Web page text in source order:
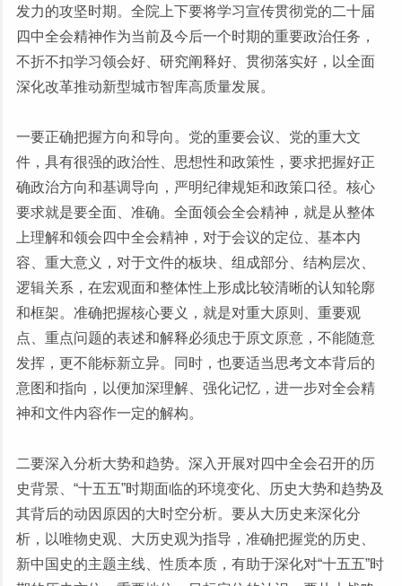
发力的攻坚时期。全院上下要将学习宣传贯彻党的二十届
四中全会精神作为当前及今后一个时期的重要政治任务，
不折不扣学习领会好、研究阐释好、贯彻落实好，以全面
深化改革推动新型城市智库高质量发展。
一要正确把握方向和导向。党的重要会议、党的重大文
件，具有很强的政治性、思想性和政策性，要求把握好正
确政治方向和基调导向，严明纪律规矩和政策口径。核心
要求就是要全面、准确。全面领会全会精神，就是从整体
上理解和领会四中全会精神，对于会议的定位、基本内
容、重大意义，对于文件的板块、组成部分、结构层次、
逻辑关系，在宏观面和整体性上形成比较清晰的认知轮廓
和框架。准确把握核心要义，就是对重大原则、重要观
点、重点问题的表述和解释必须忠于原文原意，不能随意
发挥，更不能标新立异。同时，也要适当思考文本背后的
意图和指向，以便加深理解、强化记忆，进一步对全会精
神和文件内容作一定的解构。
二要深入分析大势和趋势。深入开展对四中全会召开的历
史背景、“十五五”时期面临的环境变化、历史大势和趋势及
其背后的动因原因的大时空分析。要从大历史来深化分
析，以唯物史观、大历史观为指导，准确把握党的历史、
新中国史的主题主线、性质本质，有助于深化对“十五五”时